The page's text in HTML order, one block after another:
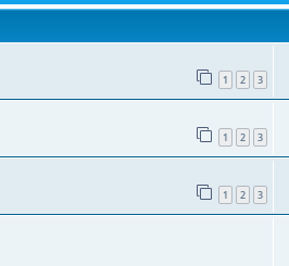
1 2 3
1 2 3
1 2 3